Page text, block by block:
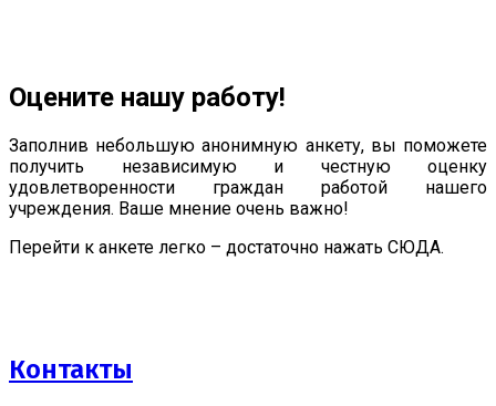
Оцените нашу работу!
Заполнив небольшую анонимную анкету, вы поможете
получить независимую и честную оценку
удовлетворенности граждан работой нашего
учреждения. Ваше мнение очень важно!
Перейти к анкете легко – достаточно нажать СЮДА.
Контакты